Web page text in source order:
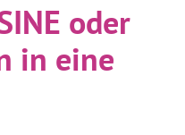
oder
in eine